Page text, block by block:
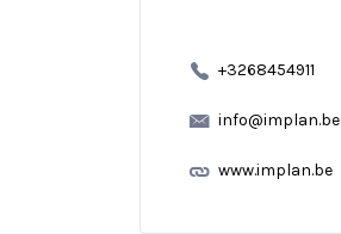
+3268454911
info@implan.be
www.implan.be